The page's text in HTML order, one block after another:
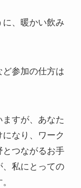
、暖かい飲み
ど参加の仕方は
すが、あなた
なり、ワーク
とつながるお手
私にとっての